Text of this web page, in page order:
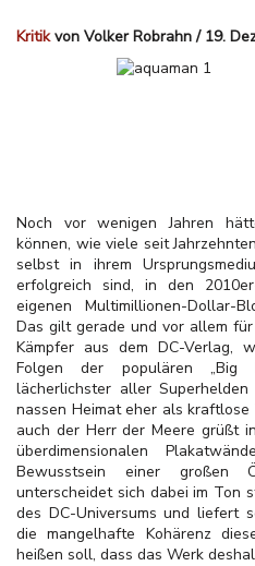
Kritikvon Volker Robrahn / 19.
Noch vor wenigen Jahren
können, wie viele seit
selbst in ihrem
erfolgreich sind, in den
eigenen Multimillionen-Dollar-
Das gilt gerade und vor allem für
Kämpfer aus dem DC-Verlag,
Folgen der populären „Big
lächerlichster aller
nassen Heimat eher als
auch der Herr der Meere grüßt
überdimensionalen
Bewusstsein einer großen
unterscheidet sich dabei im Ton
des DC-Universums und liefert
die mangelhafte Kohärenz
heißen soll, dass das Werk